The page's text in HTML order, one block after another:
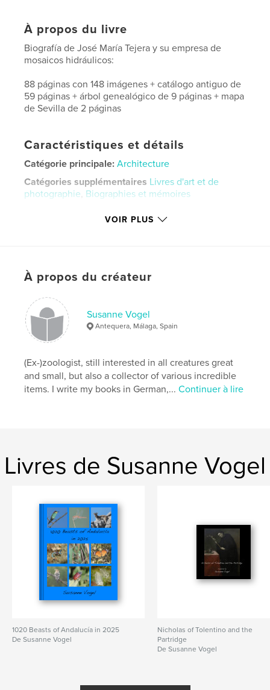
À propos du livre
Biografía de José María Tejera y su empresa de
mosaicos hidráulicos:
88 páginas con 148 imágenes + catálogo antiguo de
59 páginas + árbol genealógico de 9 páginas + mapa
de Sevilla de 2 páginas
Caractéristiques et détails
Catégorie principale: Architecture
Catégories supplémentaires Livres d'art et de
photographie, Biographies et mémoires
Couverture rigide, jaquette: 9781320014205
Date de publication:
avril 11, 2013
Langue
Spanish
Mots-clés
mosaicos hidráulicos , arte , historia ,
biografía
VOIR PLUS
À propos du créateur
Susanne Vogel
Antequera, Málaga, Spain
(Ex-)zoologist, still interested in all creatures great
and small, but also a collector of various incredible
items. I write my books in German,...Continuer à lire
Livres de Susanne Vogel
1020 Beasts of Andalucía in 2025
De Susanne Vogel
Nicholas of Tolentino and the
Partridge
De Susanne Vogel